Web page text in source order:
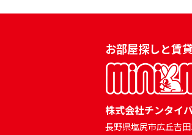
お部屋探しと賃
株式会社チンタイ
長野県塩尻市広丘吉